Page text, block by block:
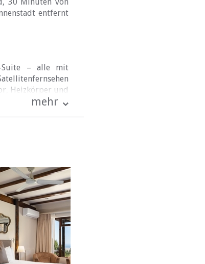
entfernt
Suite – alle mit
Heizkörper und
aus der Minibar
Zutaten
bei herrlichem
Hochzeitsfeiern.
mit herrlichem
Ruhepausen zur
mehr